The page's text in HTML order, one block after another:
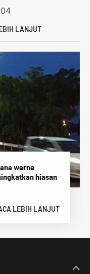
LANJUT
warna
hiasan
LEBIH LANJUT
